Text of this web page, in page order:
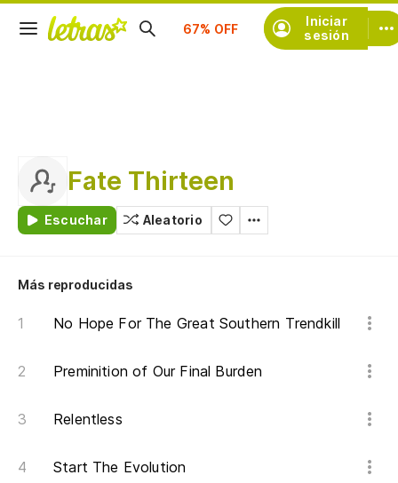
Iniciar
sesión
Suscríbete
Fate Thirteen
Escuchar Aleatorio
Más reproducidas
No Hope For The Great Southern Trendkill
Preminition of Our Final Burden
Relentless
Start The Evolution